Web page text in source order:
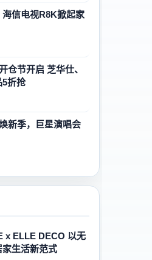
信电视R8K掀起家
仓节开启 芝华仕、
5折抢
新季，巨星演唱会
x ELLE DECO 以无
生活新范式